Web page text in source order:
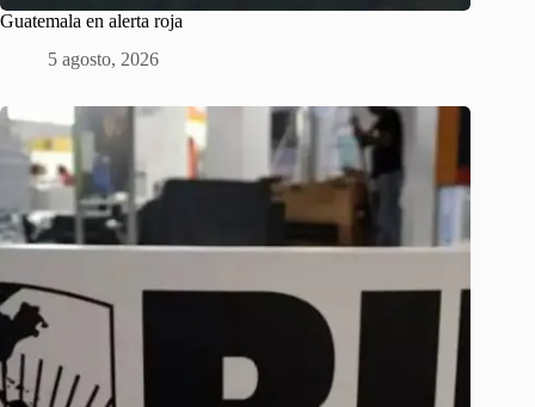
Guatemala en alerta roja
5 agosto, 2026